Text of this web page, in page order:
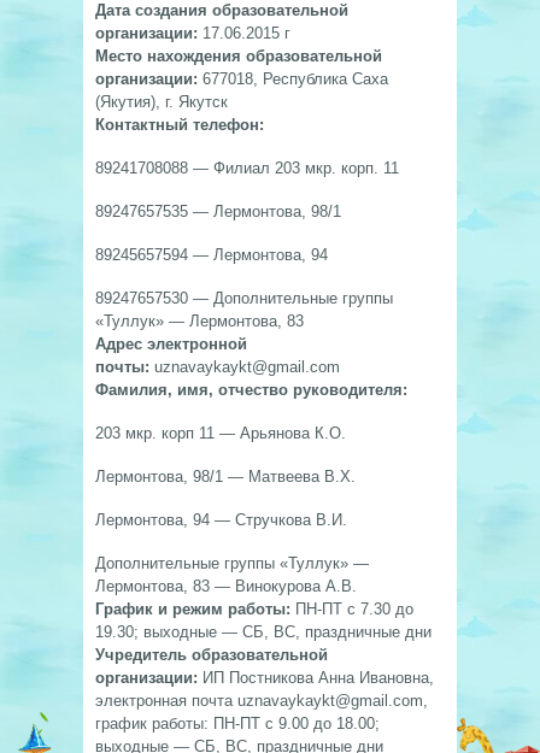
Дата создания образовательной
организации: 17.06.2015 г
Место нахождения образовательной
организации: 677018, Республика Саха
(Якутия), г. Якутск
Контактный телефон:
89241708088 — Филиал 203 мкр. корп. 11
89247657535 — Лермонтова, 98/1
89245657594 — Лермонтова, 94
89247657530 — Дополнительные группы
«Туллук» — Лермонтова, 83
Адрес электронной
почты: uznavaykaykt@gmail.com
Фамилия, имя, отчество руководителя:
203 мкр. корп 11 — Арьянова К.О.
Лермонтова, 98/1 — Матвеева В.Х.
Лермонтова, 94 — Стручкова В.И.
Дополнительные группы «Туллук» —
Лермонтова, 83 — Винокурова А.В.
График и режим работы: ПН-ПТ с 7.30 до
19.30; выходные — СБ, ВС, праздничные дни
Учредитель образовательной
организации: ИП Постникова Анна Ивановна,
электронная почта uznavaykaykt@gmail.com,
график работы: ПН-ПТ с 9.00 до 18.00;
выходные — СБ, ВС, праздничные дни